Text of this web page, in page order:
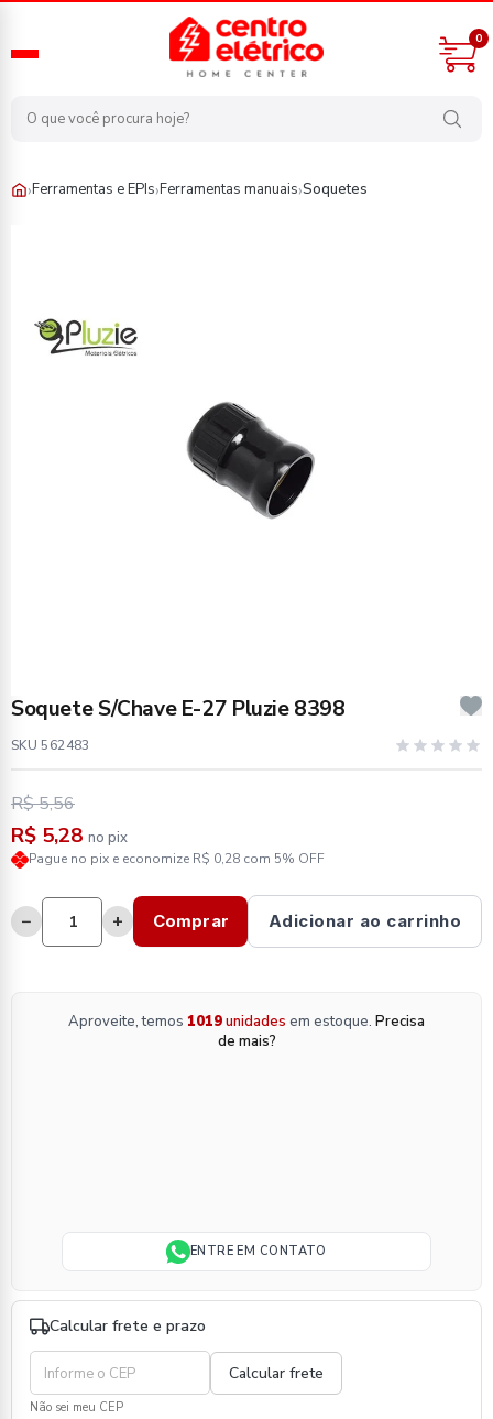
0
›Ferramentas e EPIs›Ferramentas manuais›Soquetes
Soquete S/Chave E-27 Pluzie 8398
SKU 562483
R$ 5,56
R$ 5,28 no pix
Pague no pix e economize R$ 0,28 com 5% OFF
− + Comprar Adicionar ao carrinho
Aproveite, temos 1019unidades em estoque. Precisa
de mais?
ENTRE EM CONTATO
Calcular frete e prazo
Não sei meu CEP